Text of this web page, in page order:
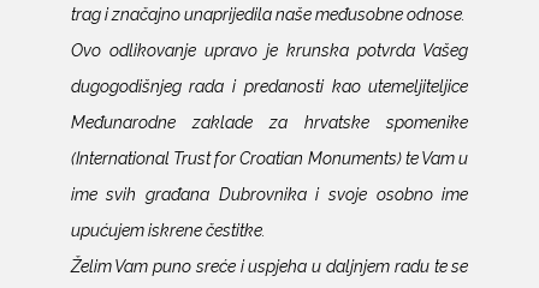
trag i značajno unaprijedila naše međusobne odnose.
Ovo odlikovanje upravo je krunska potvrda Vašeg
dugogodišnjeg rada i predanosti kao utemeljiteljice
Međunarodne zaklade za hrvatske spomenike
(International Trust for Croatian Monuments) te Vam u
ime svih građana Dubrovnika i svoje osobno ime
upućujem iskrene čestitke.
Želim Vam puno sreće i uspjeha u daljnjem radu te se